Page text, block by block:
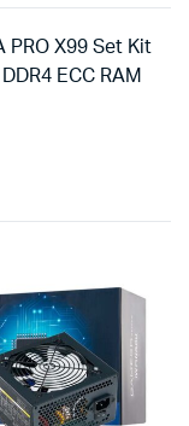
PRO X99 Set Kit
ECC RAM